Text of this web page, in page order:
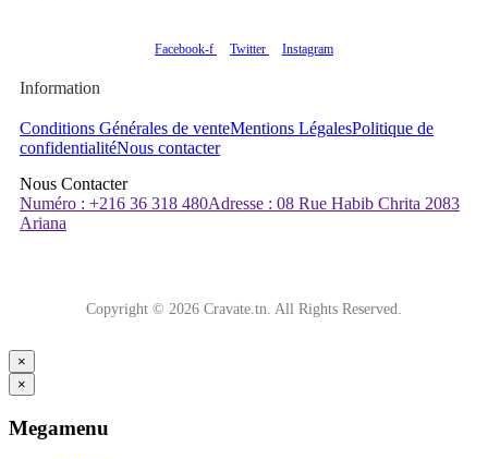
Facebook-f Twitter Instagram
Information
Conditions Générales de venteMentions LégalesPolitique de
confidentialitéNous contacter
Nous Contacter
Numéro : +216 36 318 480Adresse : 08 Rue Habib Chrita 2083
Ariana
Copyright © 2026 Cravate.tn. All Rights Reserved.
×
×
Megamenu